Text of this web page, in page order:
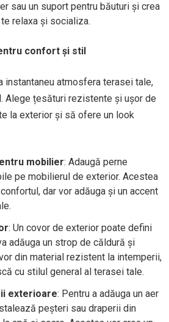
sau un suport pentru băuturi și crea
relaxa și socializa.
confort și stil
instantaneu atmosfera terasei tale,
Alege țesături rezistente și ușor de
la exterior și să ofere un look
mobilier: Adaugă perne
pe mobilierul de exterior. Acestea
dar vor adăuga și un accent
: Un covor de exterior poate defini
adăuga un strop de căldură și
din material rezistent la intemperii,
cu stilul general al terasei tale.
exterioare: Pentru a adăuga un aer
peșteri sau draperii din